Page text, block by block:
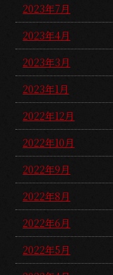
2023年7月
2023年4月
2023年3月
2023年1月
2022年12月
2022年10月
2022年9月
2022年8月
2022年6月
2022年5月